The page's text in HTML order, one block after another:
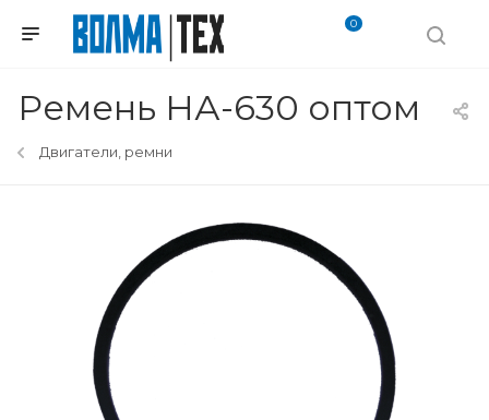
0
Ремень НА-630 оптом
Двигатели, ремни